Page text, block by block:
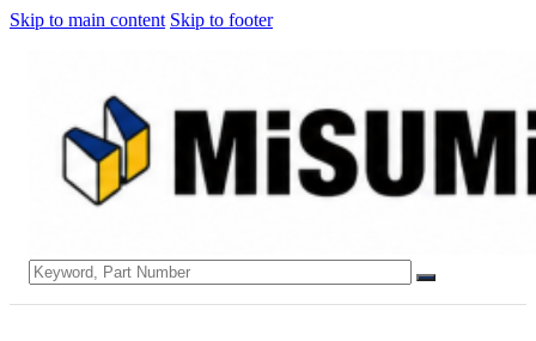
Skip to main content Skip to footer
Search